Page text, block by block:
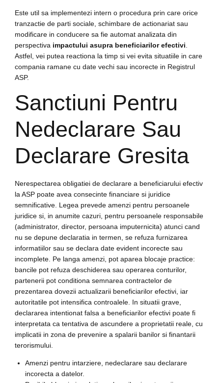
Este util sa implementezi intern o procedura prin care orice
tranzactie de parti sociale, schimbare de actionariat sau
modificare in conducere sa fie automat analizata din
perspectiva impactului asupra beneficiarilor efectivi.
Astfel, vei putea reactiona la timp si vei evita situatiile in care
compania ramane cu date vechi sau incorecte in Registrul
ASP.
Sanctiuni Pentru
Nedeclarare Sau
Declarare Gresita
Nerespectarea obligatiei de declarare a beneficiarului efectiv
la ASP poate avea consecinte financiare si juridice
semnificative. Legea prevede amenzi pentru persoanele
juridice si, in anumite cazuri, pentru persoanele responsabile
(administrator, director, persoana imputernicita) atunci cand
nu se depune declaratia in termen, se refuza furnizarea
informatiilor sau se declara date evident incorecte sau
incomplete. Pe langa amenzi, pot aparea blocaje practice:
bancile pot refuza deschiderea sau operarea conturilor,
partenerii pot conditiona semnarea contractelor de
prezentarea dovezii actualizarii beneficiarilor efectivi, iar
autoritatile pot intensifica controalele. In situatii grave,
declararea intentionat falsa a beneficiarilor efectivi poate fi
interpretata ca tentativa de ascundere a proprietatii reale, cu
implicatii in zona de prevenire a spalarii banilor si finantarii
terorismului.
Amenzi pentru intarziere, nedeclarare sau declarare
incorecta a datelor.